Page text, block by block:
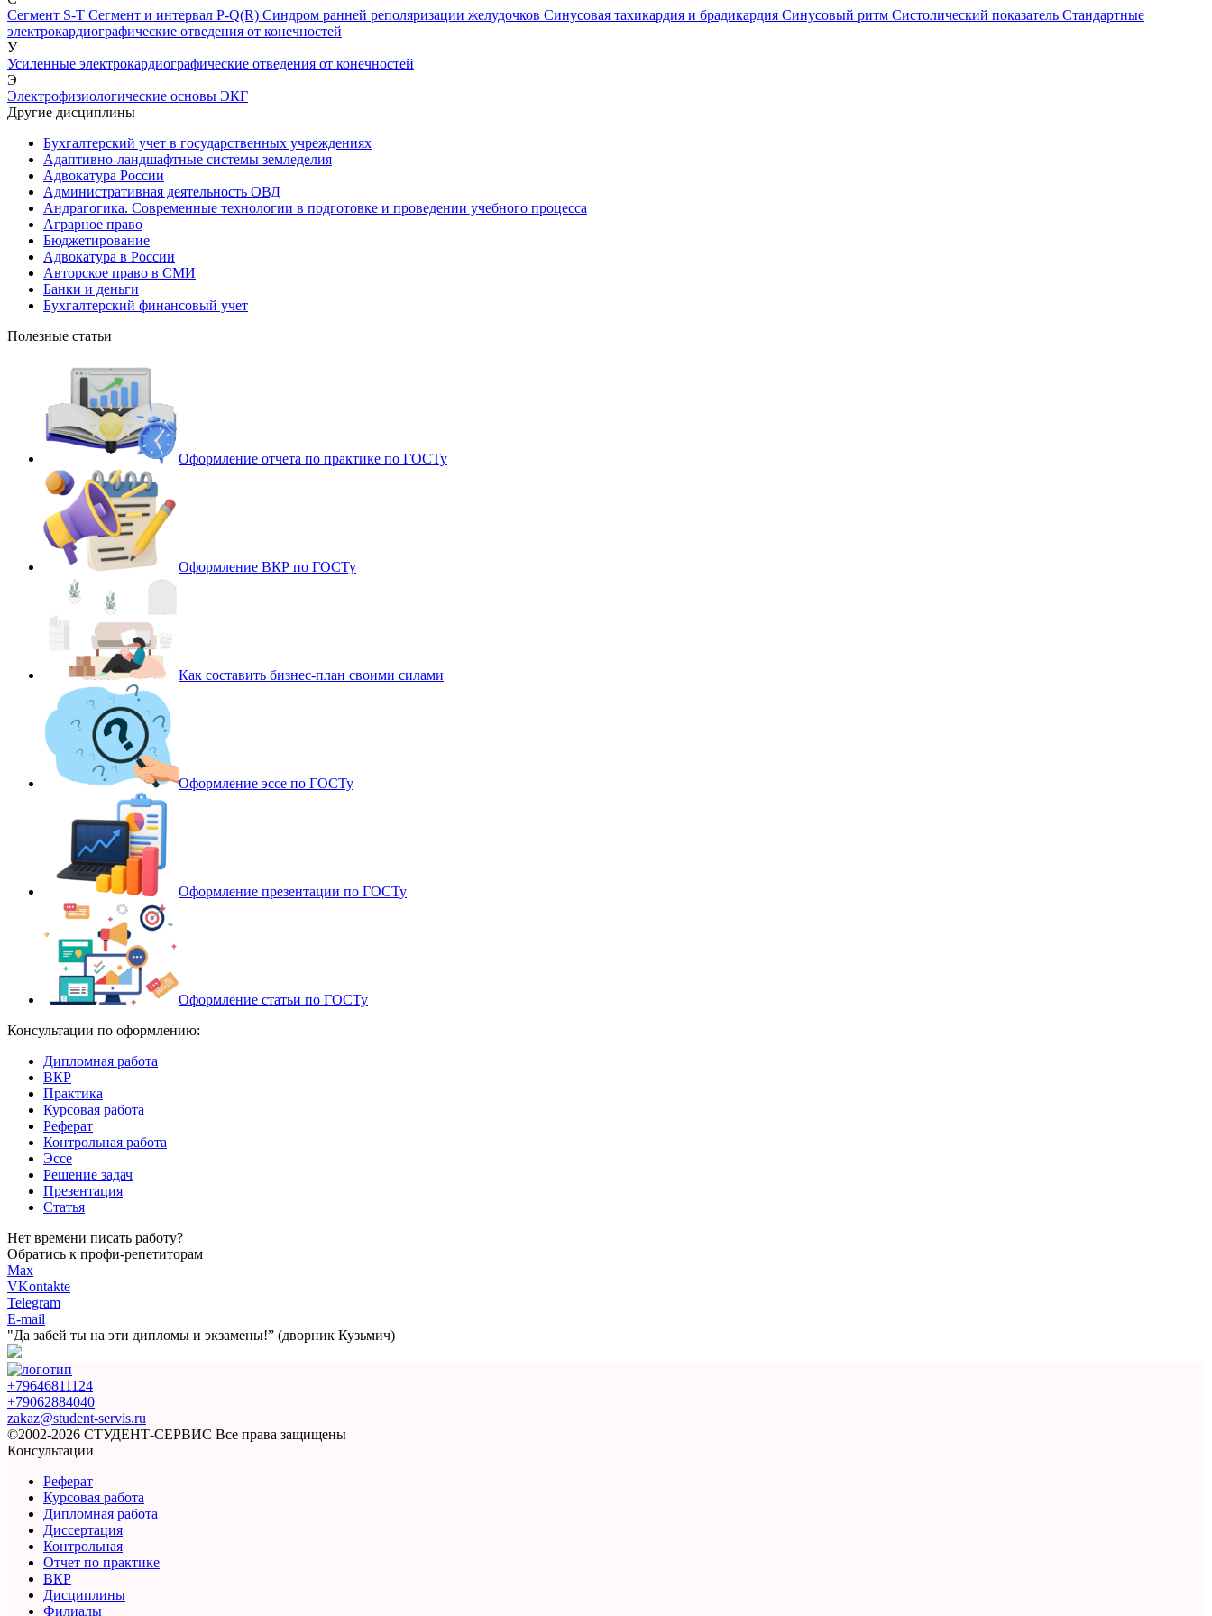
Сегмент S-T Сегмент и интервал P-Q(R) Синдром ранней реполяризации желудочков Синусовая тахикардия и брадикардия Синусовый ритм Систолический показатель Стандартные
электрокардиографические отведения от конечностей
У
Усиленные электрокардиографические отведения от конечностей
Э
Электрофизиологические основы ЭКГ
Другие дисциплины
Бухгалтерский учет в государственных учреждениях
Адаптивно-ландшафтные системы земледелия
Адвокатура России
Административная деятельность ОВД
Андрагогика. Современные технологии в подготовке и проведении учебного процесса
Аграрное право
Бюджетирование
Адвокатура в России
Авторское право в СМИ
Банки и деньги
Бухгалтерский финансовый учет
Полезные статьи
Оформление отчета по практике по ГОСТу
Оформление ВКР по ГОСТу
Как составить бизнес-план своими силами
Оформление эссе по ГОСТу
Оформление презентации по ГОСТу
Оформление статьи по ГОСТу
Консультации по оформлению:
Дипломная работа
ВКР
Практика
Курсовая работа
Реферат
Контрольная работа
Эссе
Решение задач
Презентация
Статья
Нет времени писать работу?
Обратись к профи-репетиторам
Max
VKontakte
Telegram
E-mail
"Да забей ты на эти дипломы и экзамены!” (дворник Кузьмич)
+79646811124
+79062884040
zakaz@student-servis.ru
©2002-2026 СТУДЕНТ-СЕРВИС Все права защищены
Консультации
Реферат
Курсовая работа
Дипломная работа
Диссертация
Контрольная
Отчет по практике
ВКР
Дисциплины
Филиалы